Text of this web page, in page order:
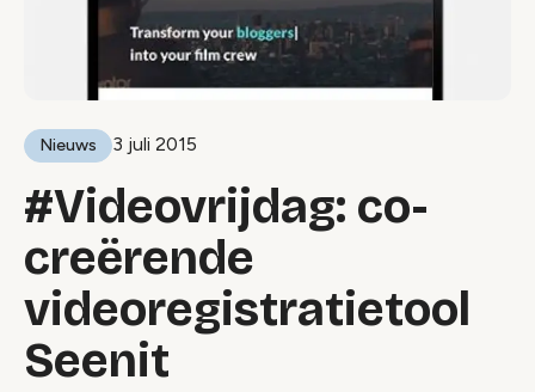
Nieuws 3 juli 2015
#Videovrijdag: co-
creërende
videoregistratietool
Seenit